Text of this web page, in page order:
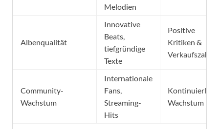
Melodien
Albenqualität
Innovative
Beats,
tiefgründige
Texte
Positive
Kritiken &
Verkaufszahlen
Community-
Wachstum
Internationale
Fans,
Streaming-
Hits
Wachstum